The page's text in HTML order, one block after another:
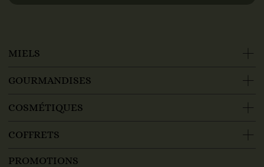
MIELS
GOURMANDISES
COSMÉTIQUES
COFFRETS
PROMOTIONS